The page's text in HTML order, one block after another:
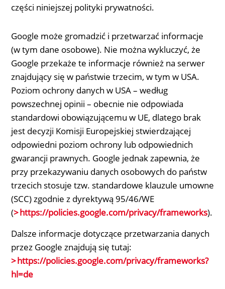
części niniejszej polityki prywatności.
Google może gromadzić i przetwarzać informacje
(w tym dane osobowe). Nie można wykluczyć, że
Google przekaże te informacje również na serwer
znajdujący się w państwie trzecim, w tym w USA.
Poziom ochrony danych w USA – według
powszechnej opinii – obecnie nie odpowiada
standardowi obowiązującemu w UE, dlatego brak
jest decyzji Komisji Europejskiej stwierdzającej
odpowiedni poziom ochrony lub odpowiednich
gwarancji prawnych. Google jednak zapewnia, że
przy przekazywaniu danych osobowych do państw
trzecich stosuje tzw. standardowe klauzule umowne
(SCC) zgodnie z dyrektywą 95/46/WE
( https://policies.google.com/privacy/frameworks).
Dalsze informacje dotyczące przetwarzania danych
przez Google znajdują się tutaj:
https://policies.google.com/privacy/frameworks?
hl=de